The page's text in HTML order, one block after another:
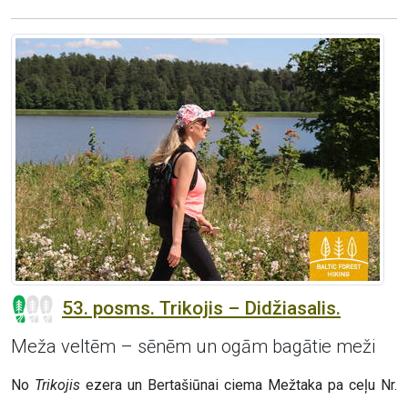
53. posms. Trikojis – Didžiasalis.
Meža veltēm – sēnēm un ogām bagātie meži
No Trikojis ezera un Bertašiūnai ciema Mežtaka pa ceļu Nr.